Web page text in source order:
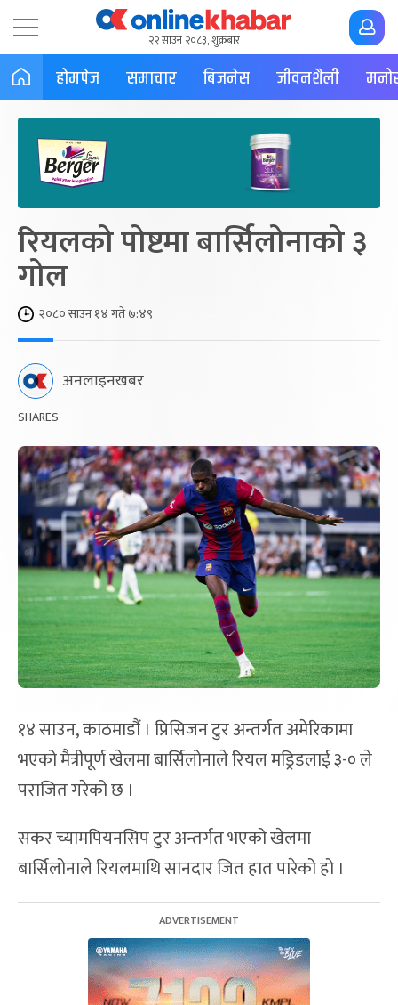
२२ साउन २०८३, शुक्रबार
होमपेज समाचार बिजनेस जीवनशैली
रियलको पोष्टमा बार्सिलोनाको ३
गोल
२०८० साउन १४ गते ७:४९
अनलाइनखबर
SHARES
१४ साउन, काठमाडौं । प्रिसिजन टुर अन्तर्गत अमेरिकामा
भएको मैत्रीपूर्ण खेलमा बार्सिलोनाले रियल मड्रिडलाई ३-० ले
पराजित गरेको छ ।
सकर च्यामपियनसिप टुर अन्तर्गत भएको खेलमा
बार्सिलोनाले रियलमाथि सानदार जित हात पारेको हो ।